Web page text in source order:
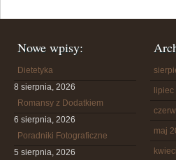
Nowe wpisy:
Dietetyka
8 sierpnia, 2026
Romansy z Dodatkiem
6 sierpnia, 2026
Poradniki Fotograficzne
5 sierpnia, 2026
maj